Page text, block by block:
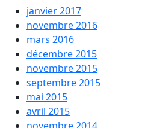
janvier 2017
novembre 2016
mars 2016
décembre 2015
novembre 2015
septembre 2015
mai 2015
avril 2015